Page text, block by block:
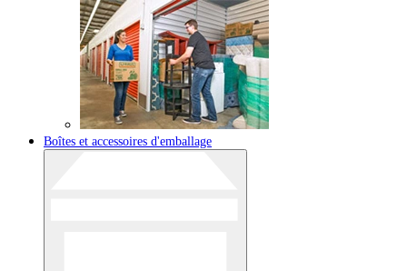
Boîtes et accessoires d'emballage